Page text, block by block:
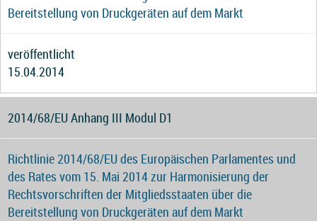
Bereitstellung von Druckgeräten auf dem Markt
veröffentlicht
15.04.2014
2014/68/EU Anhang III Modul D1
Richtlinie 2014/68/EU des Europäischen Parlamentes und
des Rates vom 15. Mai 2014 zur Harmonisierung der
Rechtsvorschriften der Mitgliedsstaaten über die
Bereitstellung von Druckgeräten auf dem Markt